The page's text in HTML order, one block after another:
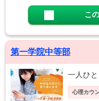
こ
第一学院中等部
一人ひ
心理カウ